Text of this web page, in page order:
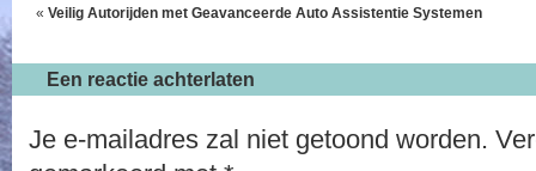
« Veilig Autorijden met Geavanceerde Auto Assistentie Systemen
Een reactie achterlaten
Je e-mailadres zal niet getoond worden.